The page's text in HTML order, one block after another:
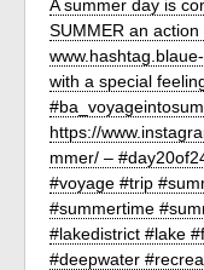
A summer day is
SUMMER an
with a special
https://
mmer/ –
#voyage #trip
#summertime
#lakedistrict #lake
#deepwater